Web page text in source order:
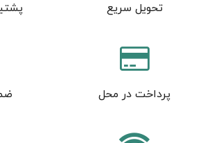
تحویل سریع
پرداخت در محل